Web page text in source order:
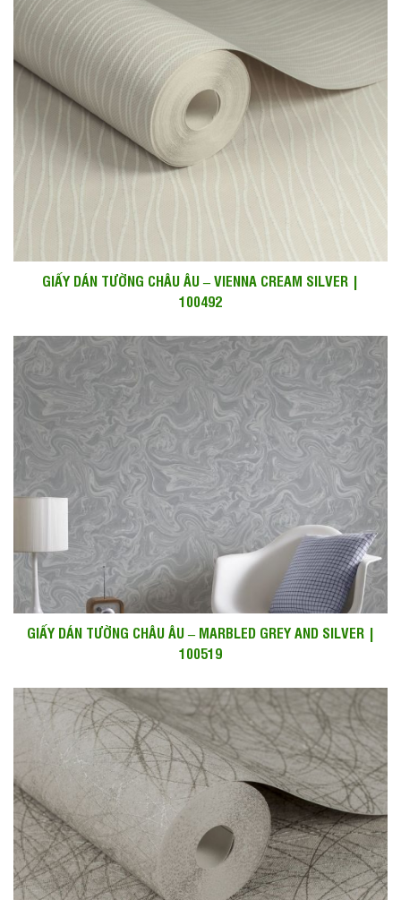
GIẤY DÁN TƯỜNG CHÂU ÂU – VIENNA CREAM SILVER |
100492
GIẤY DÁN TƯỜNG CHÂU ÂU – MARBLED GREY AND SILVER |
100519